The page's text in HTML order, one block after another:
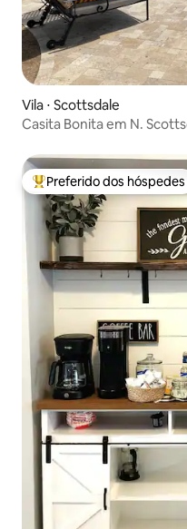
Vila ⋅ Scottsdale
Casita Bonita em N.
Entre os melhores
Preferido dos hóspedes